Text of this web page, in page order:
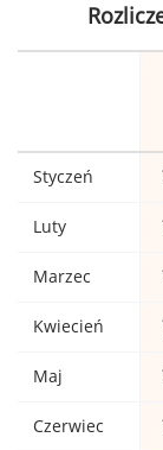
Styczeń
Luty
Marzec
Kwiecień
Maj
Czerwiec